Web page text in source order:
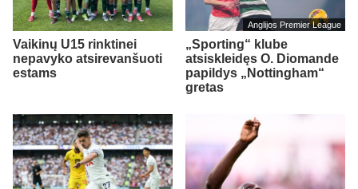
Vaikinų U15 rinktinei
nepavyko atsirevanšuoti
estams
Anglijos Premier League
„Sporting“ klube
atsiskleidęs O. Diomande
papildys „Nottingham“
gretas